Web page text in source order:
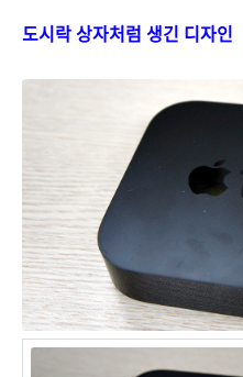
도시락 상자처럼 생긴 디자인